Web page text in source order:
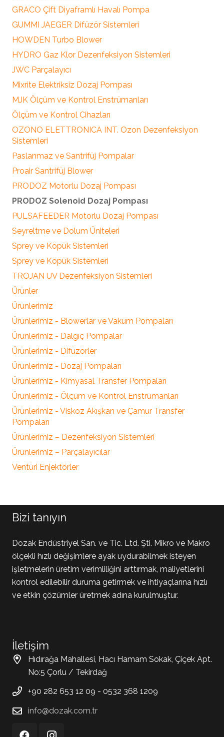
GRACO Çift Diyaframlı Havalı Pompa
GUMMI JAEGER Difüzör Sistemleri
HOWDEN Turbo Blower
HYDRO Gaz Klor Dezenfeksiyon Sistemleri
JWC Parçalayıcı
Mixrite Elektriksiz Dozaj Pompası
MJK Ölçüm ve Kontrol Enstrümanları
Ölçüm ve Kontrol Cihazları
OZONO ELETTRONICA INT. Ozon Dezenfeksiyon
Sistemleri
Paslanmaz ve Santrifüj Pompalar
Proair Santrifüj Blower
PRODOZ Motorlu Dozaj Pompası
PRODOZ Solenoid Dozaj Pompası
PULSAFEEDER Motorlu Dozaj Pompası
Seyreltme ve Dolum Üniteleri
Sprey ve Köpük Sistemleri
Sprey ve Köpük Sistemleri
TROJAN UV Dezenfeksiyon Sistemleri
Ürünler
Ürünlerimiz
Ürünlerimiz - Blowerlar ve Vakum Pompaları
Ürünlerimiz - Dalgıç Pompalar
Ürünlerimiz - Difüzörler
Ürünlerimiz - Dozaj Pompaları
Ürünlerimiz - Kimyasal Transfer Pompaları
Ürünlerimiz - Ölçüm ve Kontrol Enstrümanları
Ürünlerimiz - Viskoz Akışkan ve Çamur Transfer
Pompaları
Ürünlerimiz – Dezenfeksiyon Sistemleri
Ürünlerimiz – Parçalayıcılar
Ventüri Enjektörler
Bizi tanıyın
Dozak Endüstriyel San. ve Tic. Ltd. Şti. Mikro ve Makro
ölçekli hızlı değişimlere ayak uydurabilmek isteyen
işletmelerin üretim verimliliğini arttırmak, maliyetlerini
kontrol edilebilir duruma getirmek ve ihtiyaçlarına hızlı
ve etkin çözümler üretmek adına kurulmuştur.
İletişim
Hıdırağa Mahallesi, Hacı Hamam Sokak, Çiçek Apt.
No:5 Çorlu / Tekirdağ
+90 282 653 12 09 - 0532 368 1209
info@dozak.com.tr